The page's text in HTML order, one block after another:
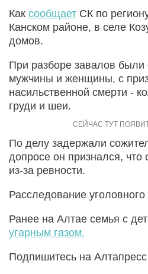
Как сообщает СК по
Канском районе, в селе
домов.
При разборе завалов
мужчины и женщины, с
насильственной смерти -
груди и шеи.
По делу задержали
допросе он признался, что
из-за ревности.
Расследование
Ранее на Алтае семья с
угарным газом.
Подпишитесь на